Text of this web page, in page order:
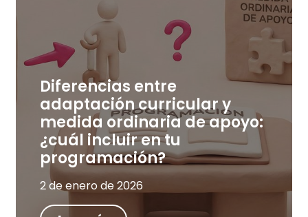
Diferencias entre
adaptación curricular y
medida ordinaria de apoyo:
¿cuál incluir en tu
programación?
2 de enero de 2026